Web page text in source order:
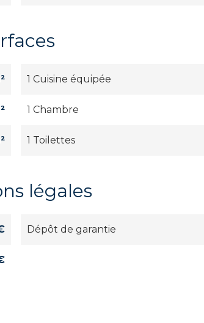
1 Cuisine équipée
1 Chambre
1 Toilettes
légales
Dépôt de garantie